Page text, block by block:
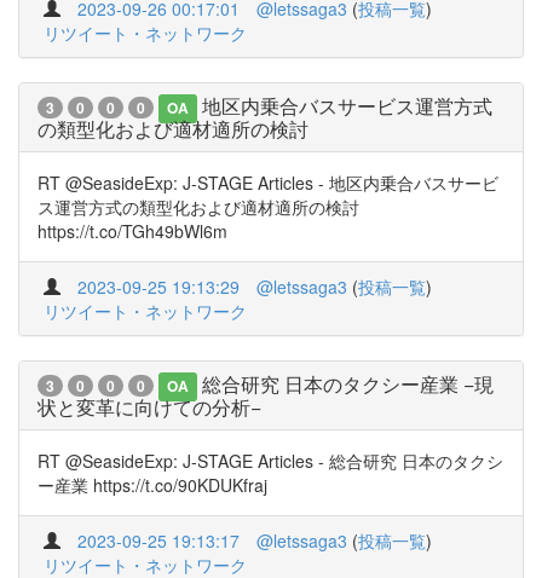
2023-09-26 00:17:01 @letssaga3 (投稿一覧)
リツイート・ネットワーク
3 0 0 0 OA
地区内乗合バスサービス運営方式
の類型化および適材適所の検討
RT @SeasideExp: J-STAGE Articles - 地区内乗合バスサービ
ス運営方式の類型化および適材適所の検討
https://t.co/TGh49bWl6m
2023-09-25 19:13:29 @letssaga3 (投稿一覧)
リツイート・ネットワーク
3 0 0 0 OA
総合研究 日本のタクシー産業 −現
状と変革に向けての分析−
RT @SeasideExp: J-STAGE Articles - 総合研究 日本のタクシ
ー産業 https://t.co/90KDUKfraj
2023-09-25 19:13:17 @letssaga3 (投稿一覧)
リツイート・ネットワーク